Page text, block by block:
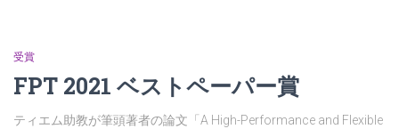
受賞
FPT 2021 ベストペーパー賞
ティエム助教が筆頭著者の論文「A High-Performance and Flexible